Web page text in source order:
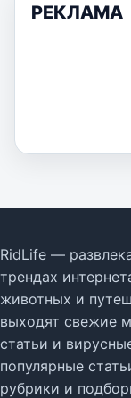
РЕКЛАМА
RidLife —
трендах
животных и
выходят свежие
статьи и
популярные
рубрики и